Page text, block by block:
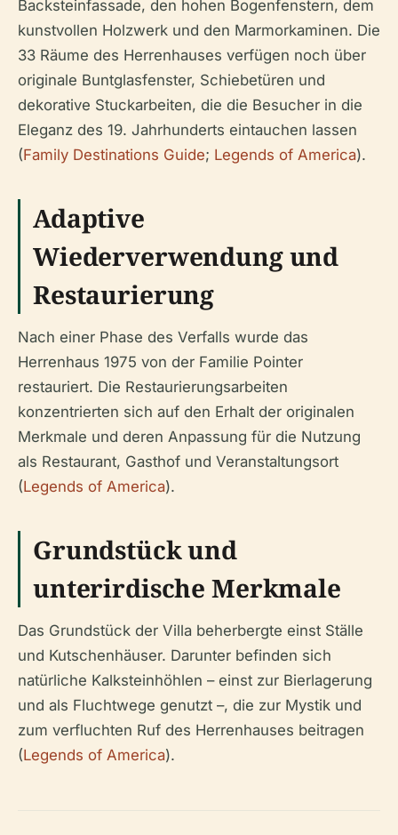
Backsteinfassade, den hohen Bogenfenstern, dem
kunstvollen Holzwerk und den Marmorkaminen. Die
33 Räume des Herrenhauses verfügen noch über
originale Buntglasfenster, Schiebetüren und
dekorative Stuckarbeiten, die die Besucher in die
Eleganz des 19. Jahrhunderts eintauchen lassen
(Family Destinations Guide; Legends of America).
Adaptive
Wiederverwendung und
Restaurierung
Nach einer Phase des Verfalls wurde das
Herrenhaus 1975 von der Familie Pointer
restauriert. Die Restaurierungsarbeiten
konzentrierten sich auf den Erhalt der originalen
Merkmale und deren Anpassung für die Nutzung
als Restaurant, Gasthof und Veranstaltungsort
(Legends of America).
Grundstück und
unterirdische Merkmale
Das Grundstück der Villa beherbergte einst Ställe
und Kutschenhäuser. Darunter befinden sich
natürliche Kalksteinhöhlen – einst zur Bierlagerung
und als Fluchtwege genutzt –, die zur Mystik und
zum verfluchten Ruf des Herrenhauses beitragen
(Legends of America).